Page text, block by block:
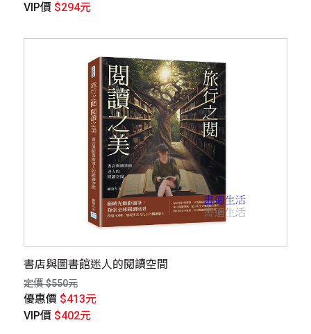
VIP價 $294元
書店與圖書館迷人的閱讀空間
定價 $550元
優惠價 $413元
VIP價 $402元